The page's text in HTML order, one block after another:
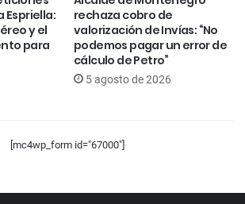
Espriella:
y el
para
rechaza cobro de
valorización de Invías: “No
podemos pagar un error de
cálculo de Petro”
5 agosto de 2026
[mc4wp_form id="67000"]